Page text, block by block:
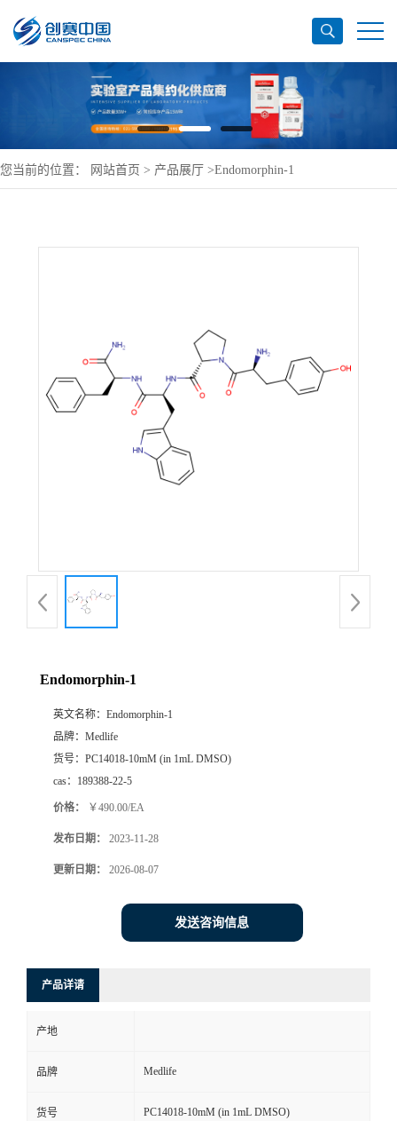
您当前的位置： 网站首页 > 产品展厅 >Endomorphin-1
Endomorphin-1
英文名称： Endomorphin-1
品牌： Medlife
货号： PC14018-10mM (in 1mL DMSO)
cas： 189388-22-5
价格： ￥490.00/EA
发布日期： 2023-11-28
更新日期： 2026-08-07
发送咨询信息
产品详请
产地
品牌 Medlife
货号 PC14018-10mM (in 1mL DMSO)